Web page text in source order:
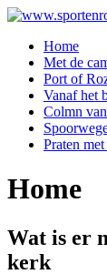
Home
Met de
Port of
Vanaf het
Colmn
Praten
Home
Wat is er
kerk